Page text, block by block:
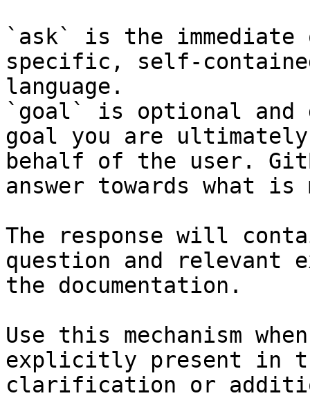
`ask` is the
specific, self-
language.
`goal` is optional and
goal you are
behalf of the user.
answer towards what
The response will
question and relevant
the documentation.
Use this mechanism
explicitly present in
clarification or